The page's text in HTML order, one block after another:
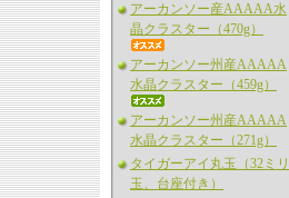
アーカンソー産AAAAA水
晶クラスター（470g）
アーカンソー州産AAAAA
水晶クラスター（459g）
アーカンソー州産AAAAA
水晶クラスター（271g）
タイガーアイ丸玉（32ミリ
玉、台座付き）